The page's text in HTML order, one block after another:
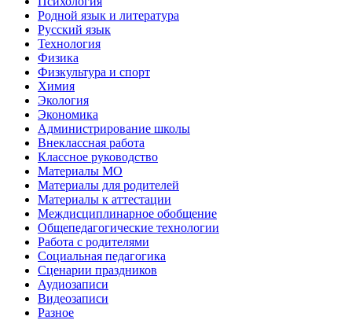
Родной язык и литература
Русский язык
Технология
Физика
Физкультура и спорт
Химия
Экология
Экономика
Администрирование школы
Внеклассная работа
Классное руководство
Материалы МО
Материалы для родителей
Материалы к аттестации
Междисциплинарное обобщение
Общепедагогические технологии
Работа с родителями
Социальная педагогика
Сценарии праздников
Аудиозаписи
Видеозаписи
Разное